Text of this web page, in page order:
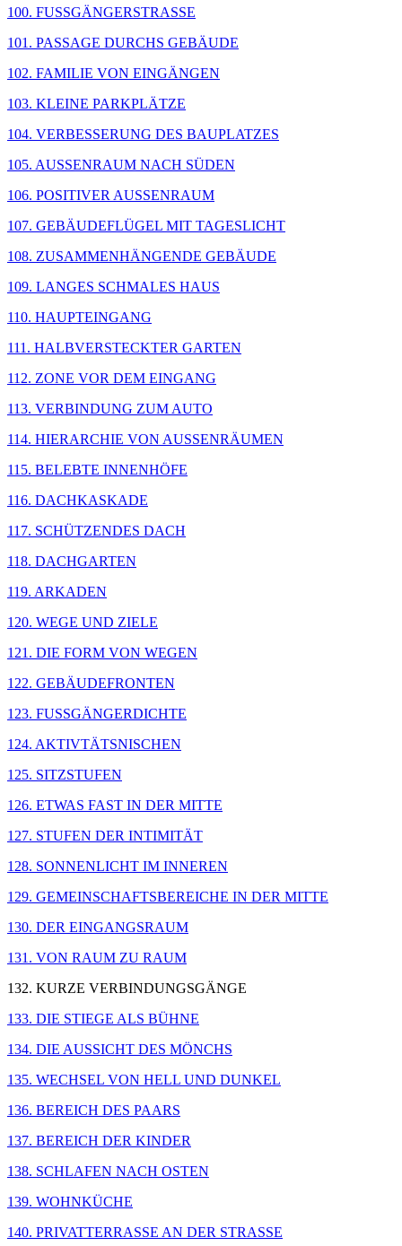
100. FUSSGÄNGERSTRASSE
101. PASSAGE DURCHS GEBÄUDE
102. FAMILIE VON EINGÄNGEN
103. KLEINE PARKPLÄTZE
104. VERBESSERUNG DES BAUPLATZES
105. AUSSENRAUM NACH SÜDEN
106. POSITIVER AUSSENRAUM
107. GEBÄUDEFLÜGEL MIT TAGESLICHT
108. ZUSAMMENHÄNGENDE GEBÄUDE
109. LANGES SCHMALES HAUS
110. HAUPTEINGANG
111. HALBVERSTECKTER GARTEN
112. ZONE VOR DEM EINGANG
113. VERBINDUNG ZUM AUTO
114. HIERARCHIE VON AUSSENRÄUMEN
115. BELEBTE INNENHÖFE
116. DACHKASKADE
117. SCHÜTZENDES DACH
118. DACHGARTEN
119. ARKADEN
120. WEGE UND ZIELE
121. DIE FORM VON WEGEN
122. GEBÄUDEFRONTEN
123. FUSSGÄNGERDICHTE
124. AKTIVTÄTSNISCHEN
125. SITZSTUFEN
126. ETWAS FAST IN DER MITTE
127. STUFEN DER INTIMITÄT
128. SONNENLICHT IM INNEREN
129. GEMEINSCHAFTSBEREICHE IN DER MITTE
130. DER EINGANGSRAUM
131. VON RAUM ZU RAUM
132. KURZE VERBINDUNGSGÄNGE
133. DIE STIEGE ALS BÜHNE
134. DIE AUSSICHT DES MÖNCHS
135. WECHSEL VON HELL UND DUNKEL
136. BEREICH DES PAARS
137. BEREICH DER KINDER
138. SCHLAFEN NACH OSTEN
139. WOHNKÜCHE
140. PRIVATTERRASSE AN DER STRASSE